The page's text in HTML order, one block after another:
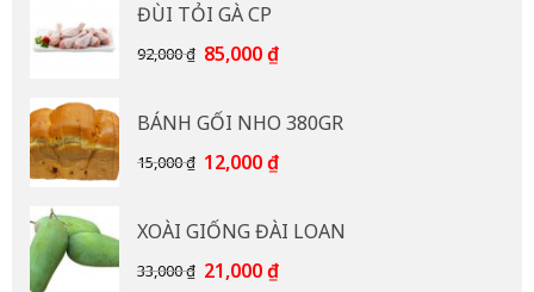
110,000 ₫.
ĐÙI TỎI GÀ CP
92,000₫ Giá
92,000 ₫.
85,000₫Giá
là:
85,000 ₫.
BÁNH GỐI NHO 380GR
15,000₫ Giá
15,000 ₫.
12,000₫Giá
là:
12,000 ₫.
XOÀI GIỐNG ĐÀI LOAN
33,000₫ Giá
21,000₫Giá